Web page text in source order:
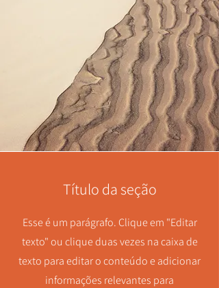
Título da seção
Esse é um parágrafo. Clique em "Editar
texto" ou clique duas vezes na caixa de
texto para editar o conteúdo e adicionar
informações relevantes para